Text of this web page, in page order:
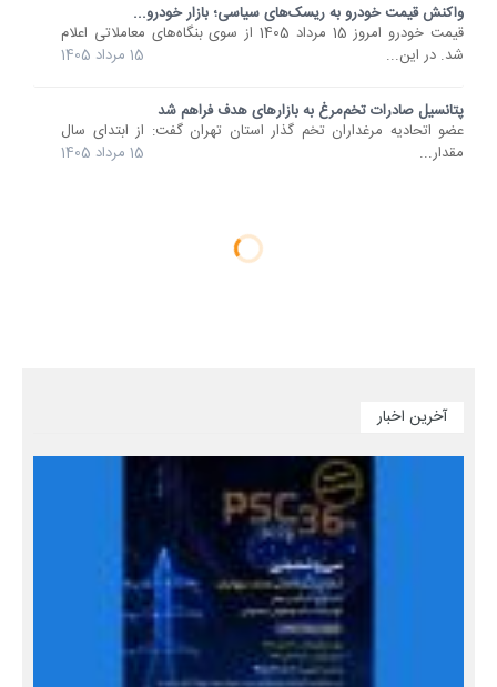
واکنش قیمت خودرو به ریسک‌های سیاسی؛ بازار خودرو...
قیمت خودرو امروز 15 مرداد 1405 از سوی بنگاه‌های معاملاتی اعلام
شد. در این...
15 مرداد 1405
پتانسیل صادرات تخم‌مرغ به بازارهای هدف فراهم شد
عضو اتحادیه مرغداران تخم گذار استان تهران گفت: از ابتدای سال
مقدار...
15 مرداد 1405
آخرین اخبار